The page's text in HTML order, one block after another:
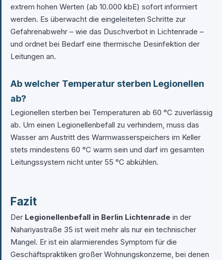
extrem hohen Werten (ab 10.000 kbE) sofort informiert
werden. Es überwacht die eingeleiteten Schritte zur
Gefahrenabwehr – wie das Duschverbot in Lichtenrade –
und ordnet bei Bedarf eine thermische Desinfektion der
Leitungen an.
Ab welcher Temperatur sterben Legionellen
ab?
Legionellen sterben bei Temperaturen ab 60 °C zuverlässig
ab. Um einen Legionellenbefall zu verhindern, muss das
Wasser am Austritt des Warmwasserspeichers im Keller
stets mindestens 60 °C warm sein und darf im gesamten
Leitungssystem nicht unter 55 °C abkühlen.
Fazit
Der Legionellenbefall in Berlin Lichtenrade in der
Nahariyastraße 35 ist weit mehr als nur ein technischer
Mangel. Er ist ein alarmierendes Symptom für die
Geschäftspraktiken großer Wohnungskonzerne, bei denen